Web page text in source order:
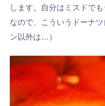
します。自分はミスドで
なので、こういうドーナ
ン以外は…）